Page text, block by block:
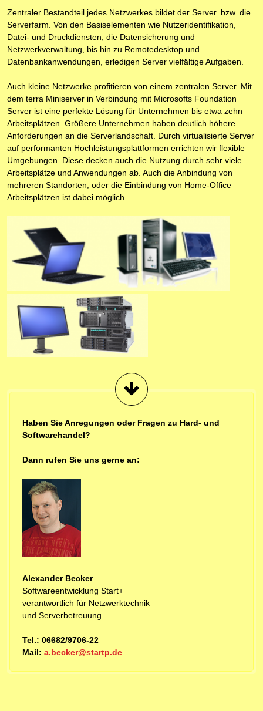
Zentraler Bestandteil jedes Netzwerkes bildet der Server. bzw. die
Serverfarm. Von den Basiselementen wie Nutzeridentifikation,
Datei- und Druckdiensten, die Datensicherung und
Netzwerkverwaltung, bis hin zu Remotedesktop und
Datenbankanwendungen, erledigen Server vielfältige Aufgaben.
Auch kleine Netzwerke profitieren von einem zentralen Server. Mit
dem terra Miniserver in Verbindung mit Microsofts Foundation
Server ist eine perfekte Lösung für Unternehmen bis etwa zehn
Arbeitsplätzen. Größere Unternehmen haben deutlich höhere
Anforderungen an die Serverlandschaft. Durch virtualisierte Server
auf performanten Hochleistungsplattformen errichten wir flexible
Umgebungen. Diese decken auch die Nutzung durch sehr viele
Arbeitsplätze und Anwendungen ab. Auch die Anbindung von
mehreren Standorten, oder die Einbindung von Home-Office
Arbeitsplätzen ist dabei möglich.
Haben Sie Anregungen oder Fragen zu Hard- und
Softwarehandel?
Dann rufen Sie uns gerne an:
Alexander Becker
Softwareentwicklung Start+
verantwortlich für Netzwerktechnik
und Serverbetreuung
Tel.: 06682/9706-22
Mail:a.becker@startp.de